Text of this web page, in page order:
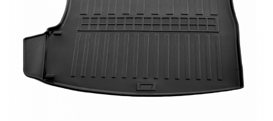
Buton Clapeta Rezervor
Buton Portbagaj
Alte Butoane/Comutatoare
Butoane Semnalizare
Schimbatoare Viteze